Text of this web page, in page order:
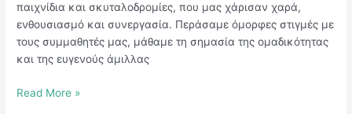
παιχνίδια και σκυταλοδρομίες, που μας χάρισαν χαρά,
ενθουσιασμό και συνεργασία. Περάσαμε όμορφες στιγμές με
τους συμμαθητές μας, μάθαμε τη σημασία της ομαδικότητας
και της ευγενούς άμιλλας
Read More »